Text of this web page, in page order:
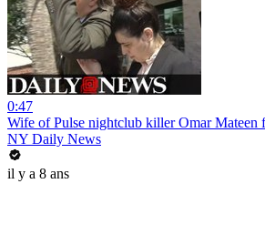
0:47
Wife of Pulse nightclub killer Omar Mateen
NY Daily News
il y a 8 ans